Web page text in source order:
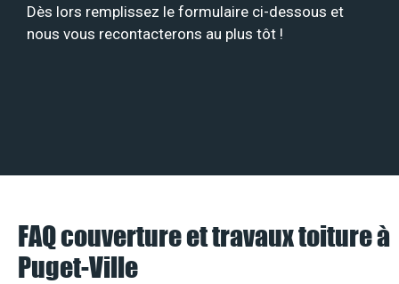
Dès lors remplissez le formulaire ci-dessous et
nous vous recontacterons au plus tôt !
FAQ couverture et travaux toiture à
Puget-Ville